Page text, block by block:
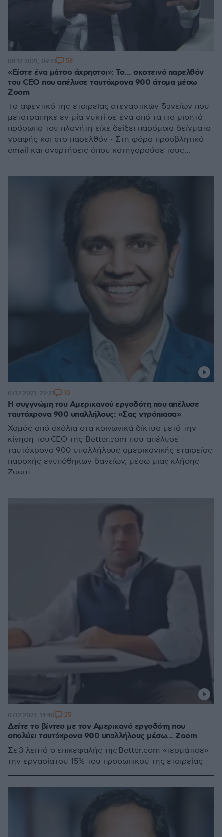
«Είστε ένα μάτσο άχρηστοι»: Το... σκοτεινό παρελθόν
του CEO που απέλυσε ταυτόχρονα 900 άτομα μέσω
Zoom
Tο αφεντικό της εταιρείας στεγαστικών δανείων που
μετατραπηκε εν μία νυκτί σε ένα από τα πιο μισητά
πρόσωπα του πλανήτη είχε δείξει παρόμοια δείγματα
γραφής και στο παρελθόν - Στη φόρα προσβλητικά
email και αναρτήσεις όπου κατηγορούσε τους
08.12.2021, 09:21 58
Η συγγνώμη του Αμερικανού εργοδότη που απέλυσε
ταυτόχρονα 900 υπαλλήλους: «Σας ντρόπιασα»
Χαμός από σχόλια στα κοινωνικά δίκτυα μετά την
κίνηση του CEO της Better.com που απέλυσε
ταυτόχρονα 900 υπαλλήλους αμερικανικής εταιρείας
παροχής ενυπόθηκων δανείων, μέσω μιας κλήσης
Zoom
07.12.2021, 22:21 10
Δείτε το βίντεο με τον Αμερικανό εργοδότη που
απολύει ταυτόχρονα 900 υπαλλήλους μέσω... Zoom
Σε 3 λεπτά ο επικεφαλής της Better.com «τερμάτισε»
την εργασία του 15% του προσωπικού της εταιρείας
07.12.2021, 14:40 25